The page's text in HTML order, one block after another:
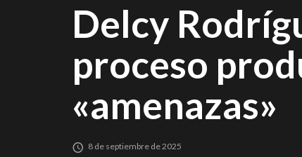
Delcy
proceso
«amenazas»
8 de septiembre de 2025